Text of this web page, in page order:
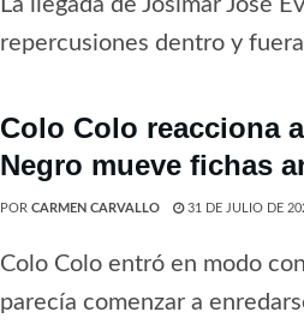
La llegada de Josimar José
repercusiones dentro y
Colo Colo reacciona
Negro mueve fichas
POR CARMEN CARVALLO 31 DE JULIO DE
Colo Colo entró en modo
parecía comenzar a